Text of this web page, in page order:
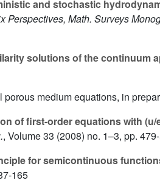
and stochastic
Math. Surveys
solutions of the continuum
medium equations, in
of first-order equations with
, Volume 33 (2008) no. 1–3, pp.
for semicontinuous
165